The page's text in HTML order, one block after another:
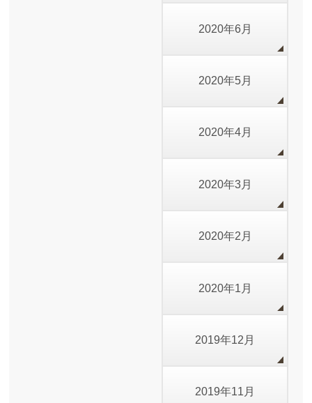
2020年6月
2020年5月
2020年4月
2020年3月
2020年2月
2020年1月
2019年12月
2019年11月